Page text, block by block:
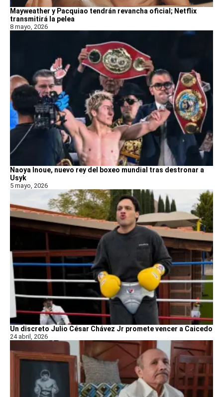
Mayweather y Pacquiao tendrán revancha oficial; Netflix
transmitirá la pelea
8 mayo, 2026
Naoya Inoue, nuevo rey del boxeo mundial tras destronar a
Usyk
5 mayo, 2026
Un discreto Julio César Chávez Jr promete vencer a Caicedo
24 abril, 2026